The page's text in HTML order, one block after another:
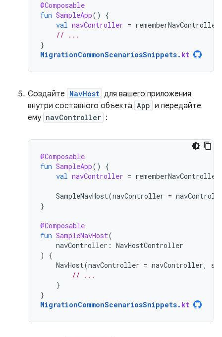
@Composable
fun SampleApp()
{
val navController = rememberNavController
// ...
}
MigrationCommonScenariosSnippets. kt
Создайте NavHost для вашего приложения
внутри составного объекта App и передайте
ему navController :
@Composable
fun SampleApp()
{
val navController = rememberNavController
SampleNavHost(navController =
}
@Composable
fun SampleNavHost(
navController : NavHostController
)
{
NavHost(navController = navController,
// ...
}
}
MigrationCommonScenariosSnippets. kt